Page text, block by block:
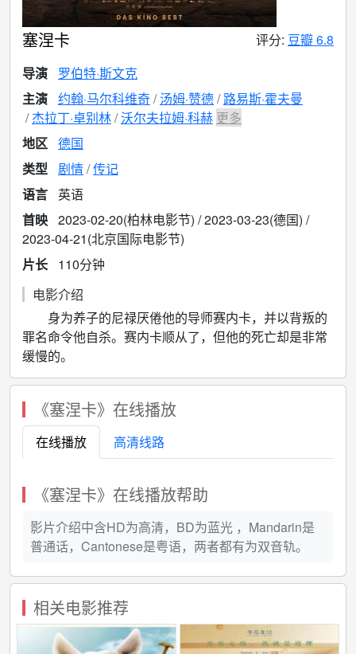
塞涅卡 评分: 豆瓣 6.8
导演
罗伯特·斯文克
主演 约翰·马尔科维奇 汤姆·赞德 路易斯·霍夫曼
杰拉丁·卓别林 沃尔夫拉姆·科赫 更多
地区 德国
类型 剧情 传记
语言
英语
首映 2023-02-20(柏林电影节) / 2023-03-23(德国) /
2023-04-21(北京国际电影节)
片长
110分钟
电影介绍
身为养子的尼禄厌倦他的导师赛内卡，并以背叛的
罪名命令他自杀。赛内卡顺从了，但他的死亡却是非常
缓慢的。
《塞涅卡》在线播放
在线播放 高清线路
《塞涅卡》在线播放帮助
影片介绍中含HD为高清，BD为蓝光 ，Mandarin是
普通话，Cantonese是粤语，两者都有为双音轨。
相关电影推荐